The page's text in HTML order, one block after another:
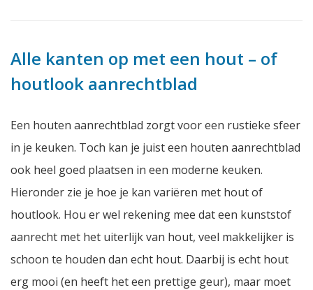
Alle kanten op met een hout – of
houtlook aanrechtblad
Een houten aanrechtblad zorgt voor een rustieke sfeer
in je keuken. Toch kan je juist een houten aanrechtblad
ook heel goed plaatsen in een moderne keuken.
Hieronder zie je hoe je kan variëren met hout of
houtlook. Hou er wel rekening mee dat een kunststof
aanrecht met het uiterlijk van hout, veel makkelijker is
schoon te houden dan echt hout. Daarbij is echt hout
erg mooi (en heeft het een prettige geur), maar moet